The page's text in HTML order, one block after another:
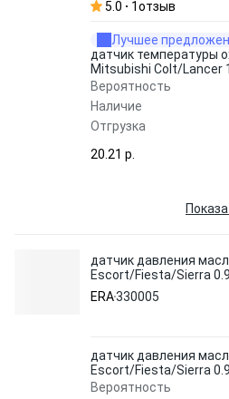
5.0 1отзыв
Лучшее
датчик температуры
Mitsubishi Colt/Lancer
Вероятность
Наличие
Отгрузка
20.21 p.
датчик давления
Escort/Fiesta/Sierra
330005 ERA
ERA330005
датчик давления
Escort/Fiesta/Sierra
Вероятность